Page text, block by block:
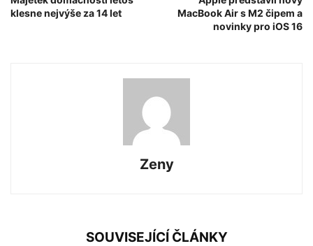
klesne nejvýše za 14 let
MacBook Air s M2 čipem a
novinky pro iOS 16
Zeny
SOUVISEJÍCÍ ČLÁNKY